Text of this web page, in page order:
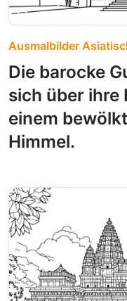
Ausmalbilder
Die barocke
sich über ihre
einem
Himmel.